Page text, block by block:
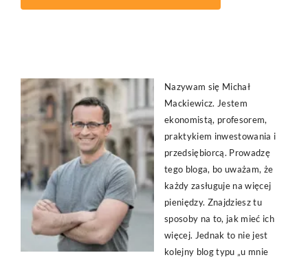
Nazywam się Michał
Mackiewicz. Jestem
ekonomistą, profesorem,
praktykiem inwestowania i
przedsiębiorcą. Prowadzę
tego bloga, bo uważam, że
każdy zasługuje na więcej
pieniędzy. Znajdziesz tu
sposoby na to, jak mieć ich
więcej. Jednak to nie jest
kolejny blog typu „u mnie